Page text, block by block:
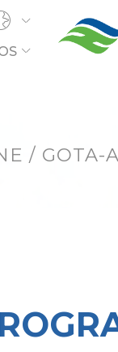
/ GOTA-